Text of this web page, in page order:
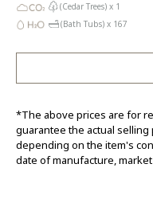
(Cedar Trees) x 1
(Bath Tubs) x 167
*The above prices are for
guarantee the actual selling
depending on the item's
date of manufacture,